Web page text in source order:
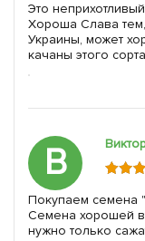
Это
Хороша Слава тем,
Украины, может
качаны этого
В
Покупаем семена
Семена хорошей
нужно только